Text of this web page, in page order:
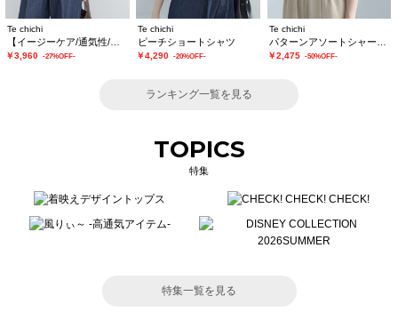
Te chichi
￥3,960 -27%OFF-
Te chichi
ピーチショートシャツ
￥4,290 -20%OFF-
Te chichi
￥2,475 -50%OFF-
ランキング一覧を見る
TOPICS
特集
特集一覧を見る